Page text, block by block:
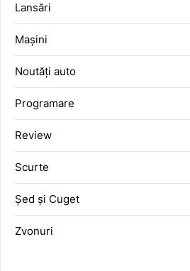
Lansări
Mașini
Noutăți auto
Programare
Review
Scurte
Șed și Cuget
Zvonuri